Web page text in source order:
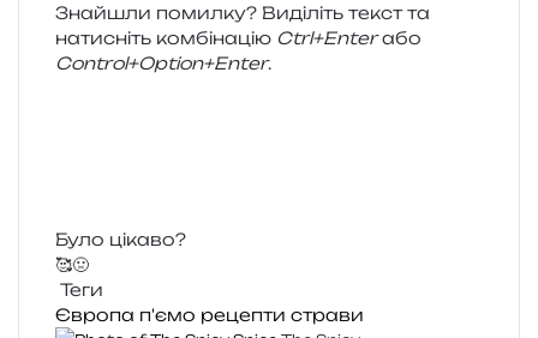
Знайшли помил­ку? Виділіть текст та
нати­сніть ком­бі­на­цію Ctrl+Enterабо
Control+Option+Enter.
Було цікаво?
🥰🤢
Теги
Європа п'ємо рецепти страви